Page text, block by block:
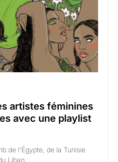
artistes féminines
avec une playlist
de l'Égypte, de la Tunisie
Liban.